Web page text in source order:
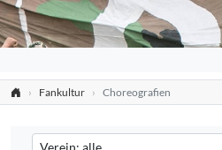
Fankultur Choreografien
Verein auswählen